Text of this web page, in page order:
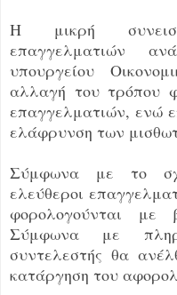
Η μικρή
επαγγελματιών
υπουργείου
αλλαγή του τρόπου
επαγγελματιών, ενώ
ελάφρυνση των
Σύμφωνα με το
ελεύθεροι
φορολογούνται με
Σύμφωνα με
συντελεστής θα
κατάργηση του